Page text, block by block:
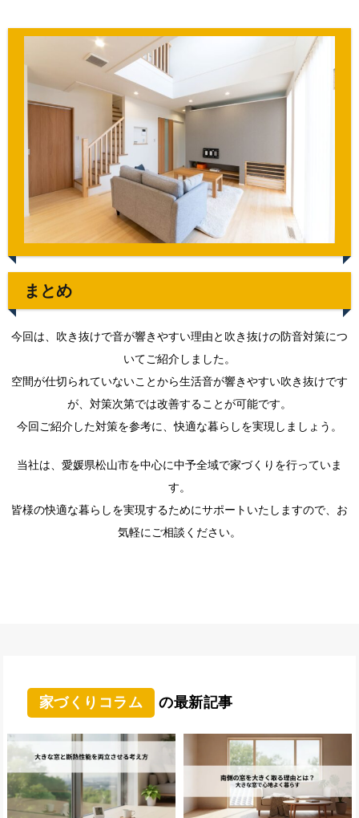
まとめ
今回は、吹き抜けで音が響きやすい理由と吹き抜けの防音対策につ
いてご紹介しました。
空間が仕切られていないことから生活音が響きやすい吹き抜けです
が、対策次第では改善することが可能です。
今回ご紹介した対策を参考に、快適な暮らしを実現しましょう。
当社は、愛媛県松山市を中心に中予全域で家づくりを行っていま
す。
皆様の快適な暮らしを実現するためにサポートいたしますので、お
気軽にご相談ください。
家づくりコラム の最新記事